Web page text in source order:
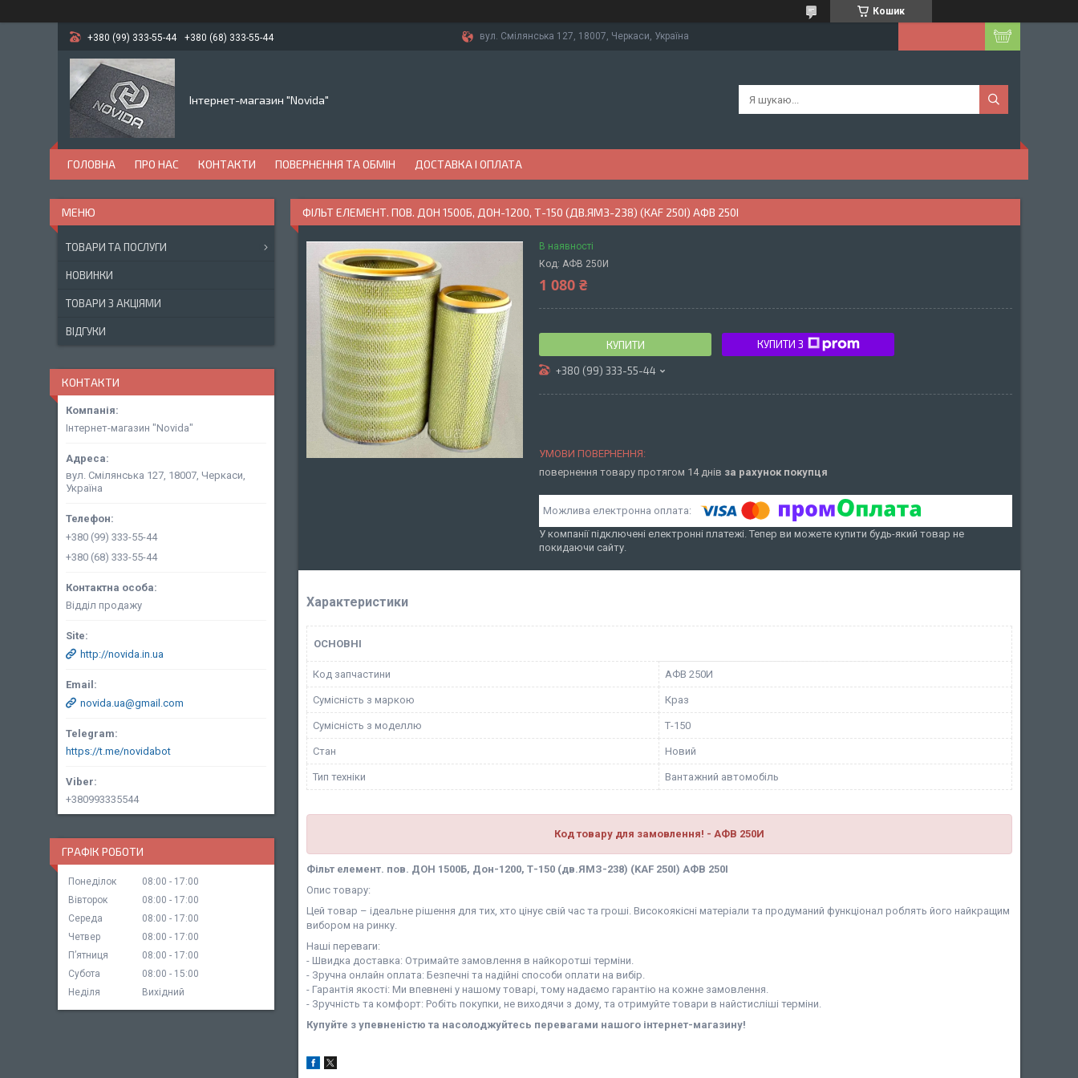
Кошик
+380 (99) 333-55-44 +380 (68) 333-55-44 вул. Смілянська 127, 18007, Черкаси, Україна
Інтернет-магазин "Novida"
ГОЛОВНА ПРО НАС КОНТАКТИ ПОВЕРНЕННЯ ТА ОБМІН ДОСТАВКА І ОПЛАТА
ФІЛЬТ ЕЛЕМЕНТ. ПОВ. ДОН 1500Б, ДОН-1200, Т-150 (ДВ.ЯМЗ-238) (KAF 250І) АФВ 250І
В наявності
Код: АФВ 250И
1 080 ₴
КУПИТИ КУПИТИ З
+380 (99) 333-55-44
повернення товару протягом 14 днів за рахунок покупця
У компанії підключені електронні платежі. Тепер ви можете купити будь-який товар не
покидаючи сайту.
Характеристики
ОСНОВНІ
Код запчастини АФВ 250И
Сумісність з маркою Краз
Сумісність з моделлю Т-150
Стан Новий
Тип техніки Вантажний автомобіль
Код товару для замовлення! - АФВ 250И
Фільт елемент. пов. ДОН 1500Б, Дон-1200, Т-150 (дв.ЯМЗ-238) (KAF 250І) АФВ 250І
Опис товару:
Цей товар – ідеальне рішення для тих, хто цінує свій час та гроші. Високоякісні матеріали та продуманий функціонал роблять його найкращим
вибором на ринку.
Наші переваги:
- Швидка доставка: Отримайте замовлення в найкоротші терміни.
- Зручна онлайн оплата: Безпечні та надійні способи оплати на вибір.
- Гарантія якості: Ми впевнені у нашому товарі, тому надаємо гарантію на кожне замовлення.
- Зручність та комфорт: Робіть покупки, не виходячи з дому, та отримуйте товари в найстисліші терміни.
Купуйте з упевненістю та насолоджуйтесь перевагами нашого інтернет-магазину!
ТОВАРИ ТА ПОСЛУГИ
НОВИНКИ
ТОВАРИ З АКЦІЯМИ
ВІДГУКИ
КОНТАКТИ
Інтернет-магазин "Novida"
вул. Смілянська 127, 18007, Черкаси,
Україна
+380 (99) 333-55-44
+380 (68) 333-55-44
Відділ продажу
http://novida.in.ua
novida.ua@gmail.com
https://t.me/novidabot
+380993335544
ГРАФІК РОБОТИ
Понеділок 08:00
17:00
Вівторок
08:00
17:00
Середа
08:00
17:00
Четвер
08:00
17:00
Пʼятниця
08:00
17:00
Субота
08:00
15:00
Неділя
Вихідний